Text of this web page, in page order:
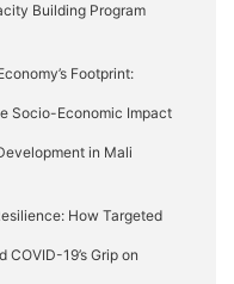
Building Program
Footprint:
Socio-Economic Impact
in Mali
How Targeted
COVID-19’s Grip on